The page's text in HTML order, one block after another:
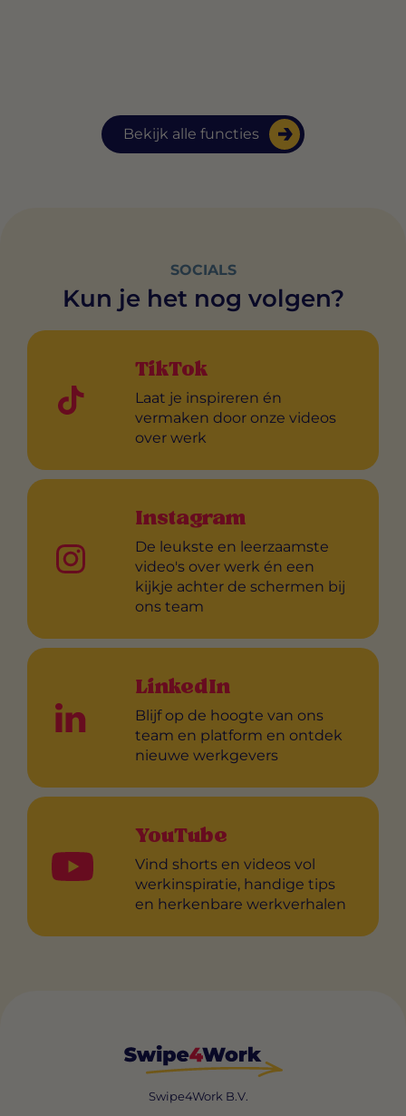
Bekijk alle functies
SOCIALS
Kun je het nog volgen?
TikTok
Laat je inspireren én
vermaken door onze videos
over werk
Instagram
De leukste en leerzaamste
video's over werk én een
kijkje achter de schermen bij
ons team
LinkedIn
Blijf op de hoogte van ons
team en platform en ontdek
nieuwe werkgevers
YouTube
Vind shorts en videos vol
werkinspiratie, handige tips
en herkenbare werkverhalen
Swipe4Work B.V.